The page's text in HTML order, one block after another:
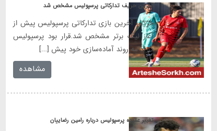
آخرین حریف تدارکاتی پرسپولیس مشخص شد
حریف آخرین بازی تدارکاتی پرسپولیس پیش از
آغاز لیگ برتر مشخص شد.قرار بود پرسپولیس
در ادامه روند آماده‌سازی خود پیش [...]
مشاهده
تغییر عقیده پرسپولیس درباره رامین رضاییان